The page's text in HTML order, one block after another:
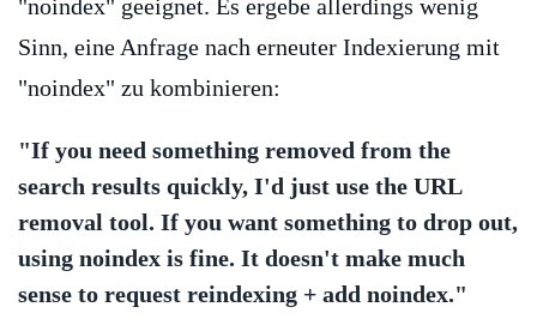
"noindex" geeignet. Es ergebe allerdings wenig
Sinn, eine Anfrage nach erneuter Indexierung mit
"noindex" zu kombinieren:
"If you need something removed from the
search results quickly, I'd just use the URL
removal tool. If you want something to drop out,
using noindex is fine. It doesn't make much
sense to request reindexing + add noindex."